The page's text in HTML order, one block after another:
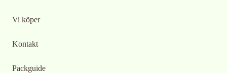
Vi köper
Kontakt
Packguide